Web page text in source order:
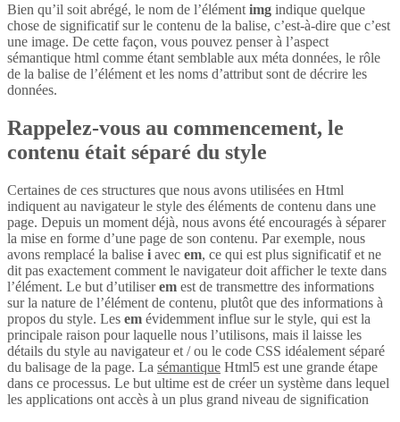
Bien qu’il soit abrégé, le nom de l’élément img indique quelque
chose de significatif sur le contenu de la balise, c’est-à-dire que c’est
une image. De cette façon, vous pouvez penser à l’aspect
sémantique html comme étant semblable aux méta données, le rôle
de la balise de l’élément et les noms d’attribut sont de décrire les
données.
Rappelez-vous au commencement, le
contenu était séparé du style
Certaines de ces structures que nous avons utilisées en Html
indiquent au navigateur le style des éléments de contenu dans une
page. Depuis un moment déjà, nous avons été encouragés à séparer
la mise en forme d’une page de son contenu. Par exemple, nous
avons remplacé la balise i avec em, ce qui est plus significatif et ne
dit pas exactement comment le navigateur doit afficher le texte dans
l’élément. Le but d’utiliserem est de transmettre des informations
sur la nature de l’élément de contenu, plutôt que des informations à
propos du style. Les em évidemment influe sur le style, qui est la
principale raison pour laquelle nous l’utilisons, mais il laisse les
détails du style au navigateur et / ou le code CSS idéalement séparé
du balisage de la page. La sémantique Html5 est une grande étape
dans ce processus. Le but ultime est de créer un système dans lequel
les applications ont accès à un plus grand niveau de signification